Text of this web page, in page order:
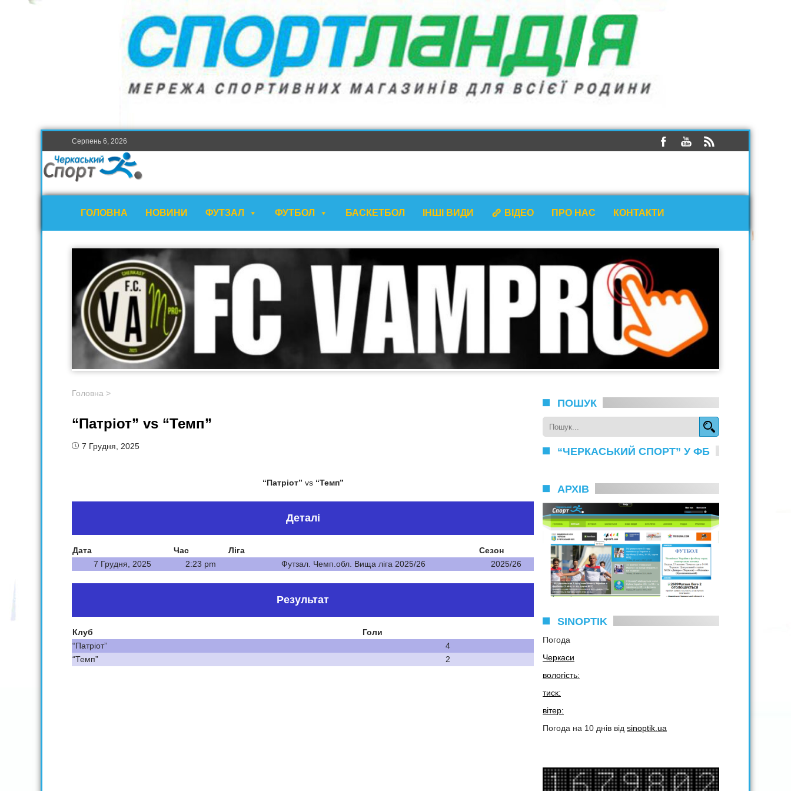
Серпень 6, 2026
ГОЛОВНА НОВИНИ ФУТЗАЛ ФУТБОЛ БАСКЕТБОЛ ІНШІ ВИДИ ВІДЕО ПРО НАС КОНТАКТИ
Головна >
“Патріот” vs “Темп”
7 Грудня, 2025
“Патріот” vs “Темп”
Деталі
Дата Час Ліга
Сезон
7 Грудня, 2025
2:23 pm Футзал. Чемп.обл. Вища ліга 2025/26 2025/26
Результат
Клуб
Голи
“Патріот”
4
“Темп”
2
ПОШУК
“ЧЕРКАСЬКИЙ СПОРТ” У ФБ
АРХІВ
SINOPTIK
Погода
Черкаси
вологість:
тиск:
вітер:
Погода на 10 днів від sinoptik.ua